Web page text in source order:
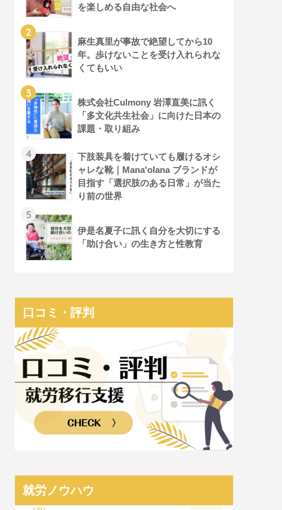
を楽しめる自由な社会へ
2
麻生真里が事故で絶望してから10
年。歩けないことを受け入れられな
くてもいい
3
株式会社Culmony 岩澤直美に訊く
「多文化共生社会」に向けた日本の
課題・取り組み
4
下肢装具を着けていても履けるオシ
ャレな靴｜Mana'olana ブランドが
目指す「選択肢のある日常」が当た
り前の世界
5
伊是名夏子に訊く自分を大切にする
「助け合い」の生き方と性教育
口コミ・評判
就労ノウハウ